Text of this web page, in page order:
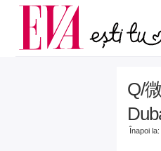
Carieră
Actualitate
Q/
Înapoi la: